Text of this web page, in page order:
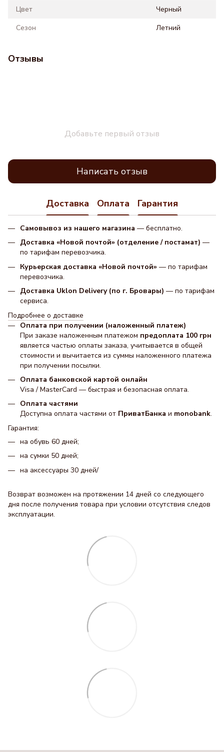
Цвет
Черный
Сезон
Летний
Отзывы
Добавьте первый отзыв
Написать отзыв
Доставка Оплата Гарантия
Самовывоз из нашего магазина — бесплатно.
Доставка «Новой почтой» (отделение / постамат) —
по тарифам перевозчика.
Курьерская доставка «Новой почтой» — по тарифам
перевозчика.
Доставка Uklon Delivery (по г. Бровары) — по тарифам
сервиса.
Подробнее о доставке
Оплата при получении (наложенный платеж)
При заказе наложенным платежом предоплата 100 грн
является частью оплаты заказа, учитывается в общей
стоимости и вычитается из суммы наложенного платежа
при получении посылки.
Оплата банковской картой онлайн
Visa / MasterCard — быстрая и безопасная оплата.
Оплата частями
Доступна оплата частями от ПриватБанка и monobank.
Гарантия:
на обувь 60 дней;
на сумки 50 дней;
на аксессуары 30 днeй/
Возврат возможен на протяжении 14 дней со следующего
дня после получения товара при условии отсутствия следов
эксплуатации.